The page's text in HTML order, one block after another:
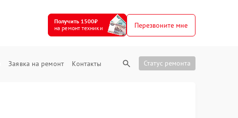
Получить 1500₽
на ремонт техники
Перезвоните мне
Заявка на ремонт Контакты Статус ремонта